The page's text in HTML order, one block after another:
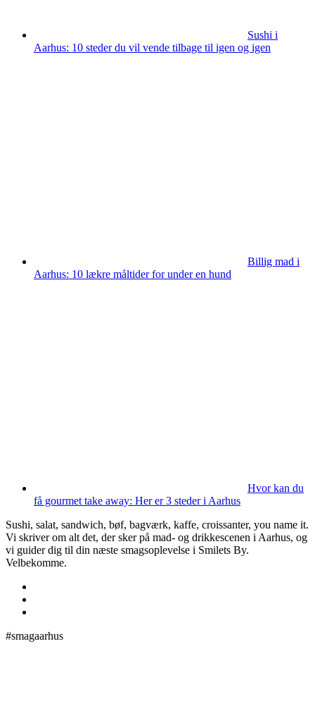
Sushi i
Aarhus: 10 steder du vil vende tilbage til igen og igen
Billig mad i
Aarhus: 10 lækre måltider for under en hund
Hvor kan du
få gourmet take away: Her er 3 steder i Aarhus
Sushi, salat, sandwich, bøf, bagværk, kaffe, croissanter, you name it.
Vi skriver om alt det, der sker på mad- og drikkescenen i Aarhus, og
vi guider dig til din næste smagsoplevelse i Smilets By.
Velbekomme.
#smagaarhus